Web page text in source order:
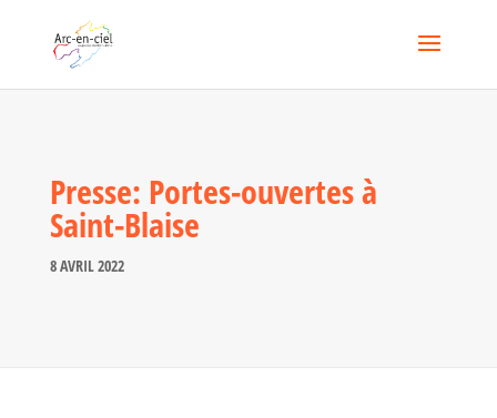
Presse: Portes-ouvertes à
Saint-Blaise
8 AVRIL 2022